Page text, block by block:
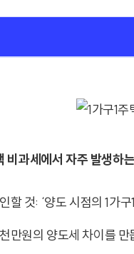
비과세에서 자주 발생
것: ‘양도 시점의 1가구
만원의 양도세 차이를